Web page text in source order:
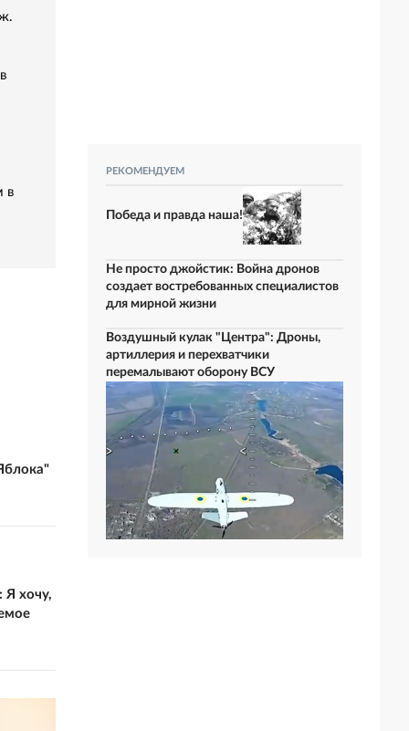
в
Я хочу,
РЕКОМЕНДУЕМ
Победа и правда наша!
Не просто джойстик: Война дронов
создает востребованных специалистов
для мирной жизни
Воздушный кулак "Центра": Дроны,
артиллерия и перехватчики
перемалывают оборону ВСУ